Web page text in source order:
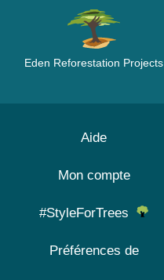
Eden Reforestation Projects
Aide
Mon compte
#StyleForTrees
Préférences de